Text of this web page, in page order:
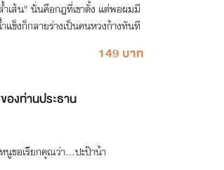
เส้น" นั่นคือกฎที่เขาตั้ง แต่พอผมมี
ข็งก็กลายร่างเป็นคนหวงก้างทันที
149 บาท
องท่านประธาน
นูขอเรียกคุณว่า…ปะป๊าน้า